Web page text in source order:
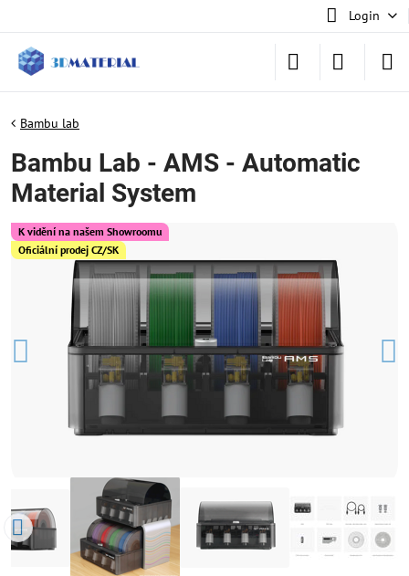
Login
K vidění na našem Showroomu
Oficiální prodej CZ/SK
Bambu lab
Bambu Lab - AMS - Automatic
Material System